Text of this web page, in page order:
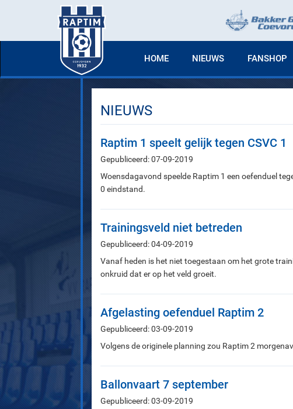
HOME NIEUWS FANSHOP
NIEUWS
Raptim 1 speelt gelijk tegen CSVC 1
Gepubliceerd: 07-09-2019
Woensdagavond speelde Raptim 1 een oefenduel
0 eindstand.
Trainingsveld niet betreden
Gepubliceerd: 04-09-2019
Vanaf heden is het niet toegestaan om het grote
onkruid dat er op het veld groeit.
Afgelasting oefenduel Raptim 2
Gepubliceerd: 03-09-2019
Volgens de originele planning zou Raptim 2
Ballonvaart 7 september
Gepubliceerd: 03-09-2019